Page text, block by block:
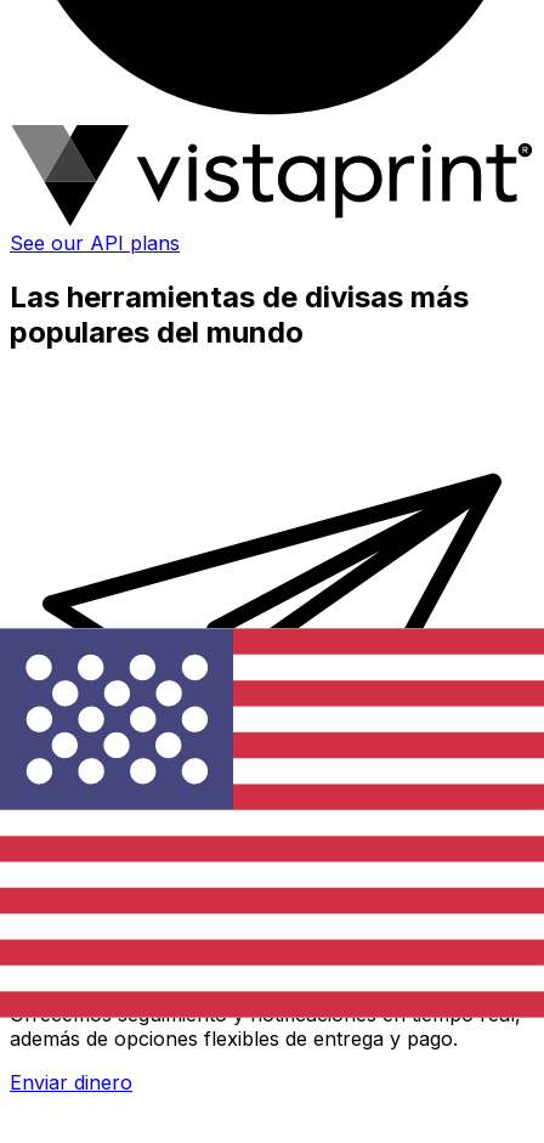
See our API plans
Las herramientas de divisas más
populares del mundo
Transferencias de dinero internacionales Xe
Envíe dinero en línea de forma rápida, segura y fácil.
Ofrecemos seguimiento y notificaciones en tiempo real,
además de opciones flexibles de entrega y pago.
Enviar dinero